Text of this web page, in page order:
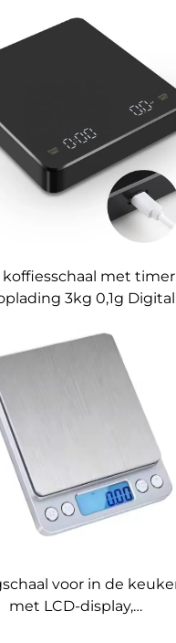
koffiesschaal met timer
3kg 0,1g
ondersteuning LED-
voor in de
met LCD-display,